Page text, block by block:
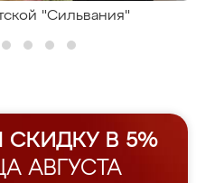
"Сильвания"
В 5%
АВГУСТА